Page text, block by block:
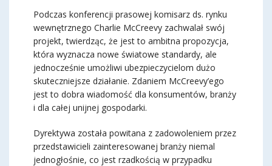
Podczas konferencji prasowej komisarz ds. rynku
wewnętrznego Charlie McCreevy zachwalał swój
projekt, twierdząc, że jest to ambitna propozycja,
która wyznacza nowe światowe standardy, ale
jednocześnie umożliwi ubezpieczycielom dużo
skuteczniejsze działanie. Zdaniem McCreevy’ego
jest to dobra wiadomość dla konsumentów, branży
i dla całej unijnej gospodarki.
Dyrektywa została powitana z zadowoleniem przez
przedstawicieli zainteresowanej branży niemal
jednogłośnie, co jest rzadkością w przypadku